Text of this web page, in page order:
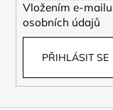
Vložením e-
osobních údajů
PŘIHLÁSIT SE